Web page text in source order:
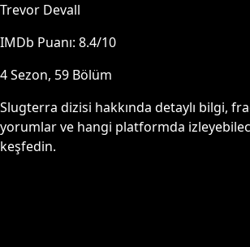
Trevor Devall
IMDb Puanı: 8.4/10
4Sezon, 59 Bölüm
Slugterra dizisi hakkında detaylı bilgi,
yorumlar ve hangi platformda
keşfedin.